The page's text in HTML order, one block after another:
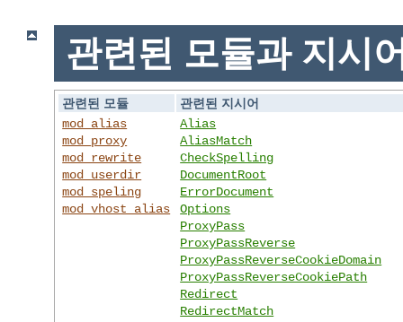
관련된 모듈과 지시
관련된 모듈
관련된 지시어
mod_alias
mod_proxy
mod_rewrite
mod_userdir
mod_speling
mod_vhost_alias
Alias
AliasMatch
CheckSpelling
DocumentRoot
ErrorDocument
Options
ProxyPass
ProxyPassReverse
ProxyPassReverseCookieDomain
ProxyPassReverseCookiePath
Redirect
RedirectMatch